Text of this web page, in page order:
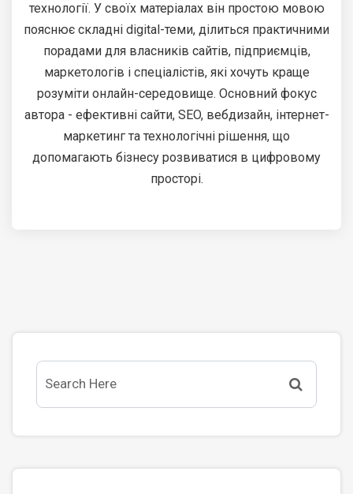
технології. У своїх матеріалах він простою мовою
пояснює складні digital-теми, ділиться практичними
порадами для власників сайтів, підприємців,
маркетологів і спеціалістів, які хочуть краще
розуміти онлайн-середовище. Основний фокус
автора - ефективні сайти, SEO, вебдизайн, інтернет-
маркетинг та технологічні рішення, що
допомагають бізнесу розвиватися в цифровому
просторі.